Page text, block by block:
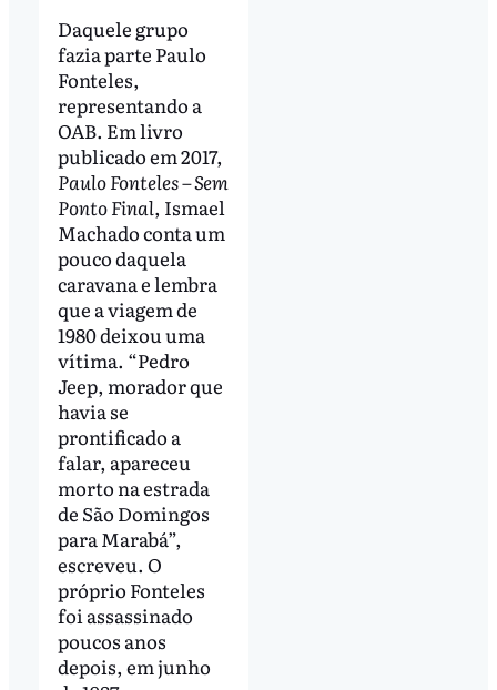
Daquele grupo
fazia parte Paulo
Fonteles,
representando a
OAB. Em livro
publicado em 2017,
Paulo Fonteles – Sem
Ponto Final, Ismael
Machado conta um
pouco daquela
caravana e lembra
que a viagem de
1980 deixou uma
vítima. “Pedro
Jeep, morador que
havia se
prontificado a
falar, apareceu
morto na estrada
de São Domingos
para Marabá”,
escreveu. O
próprio Fonteles
foi assassinado
poucos anos
depois, em junho